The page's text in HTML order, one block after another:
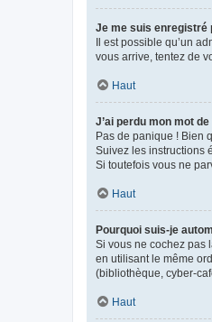
Je me suis enregistré
Il est possible qu’un
vous arrive, tentez de
Haut
J’ai perdu mon mot
Pas de panique ! Bien
Suivez les instructions
Si toutefois vous ne
Haut
Pourquoi suis-je
Si vous ne cochez pas
en utilisant le même
(bibliothèque, cyber-
Haut